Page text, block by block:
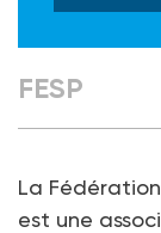
FESP
La Fédération
est une